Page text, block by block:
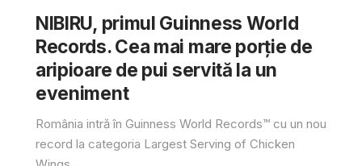
NIBIRU, primul Guinness World
Records. Cea mai mare porție de
aripioare de pui servită la un
eveniment
România intră în Guinness World Records™️ cu un nou
record la categoria Largest Serving of Chicken